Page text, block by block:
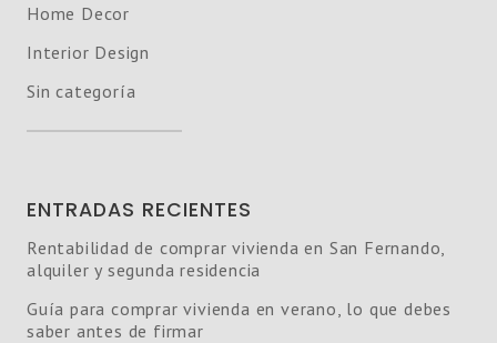
Home Decor
Interior Design
Sin categoría
ENTRADAS RECIENTES
Rentabilidad de comprar vivienda en San Fernando,
alquiler y segunda residencia
Guía para comprar vivienda en verano, lo que debes
saber antes de firmar